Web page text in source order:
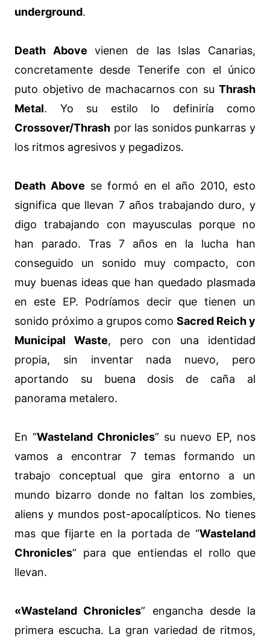
underground.
Death Above vienen de las Islas Canarias,
concretamente desde Tenerife con el único
puto objetivo de machacarnos con su Thrash
Metal. Yo su estilo lo definiría como
Crossover/Thrash por las sonidos punkarras y
los ritmos agresivos y pegadizos.
Death Above se formó en el año 2010, esto
significa que llevan 7 años trabajando duro, y
digo trabajando con mayusculas porque no
han parado. Tras 7 años en la lucha han
conseguido un sonido muy compacto, con
muy buenas ideas que han quedado plasmada
en este EP. Podríamos decir que tienen un
sonido próximo a grupos como Sacred Reich y
Municipal Waste, pero con una identidad
propia, sin inventar nada nuevo, pero
aportando su buena dosis de caña al
panorama metalero.
En “Wasteland Chronicles” su nuevo EP, nos
vamos a encontrar 7 temas formando un
trabajo conceptual que gira entorno a un
mundo bizarro donde no faltan los zombies,
aliens y mundos post-apocalípticos. No tienes
mas que fijarte en la portada de “Wasteland
Chronicles” para que entiendas el rollo que
llevan.
«Wasteland Chronicles” engancha desde la
primera escucha. La gran variedad de ritmos,